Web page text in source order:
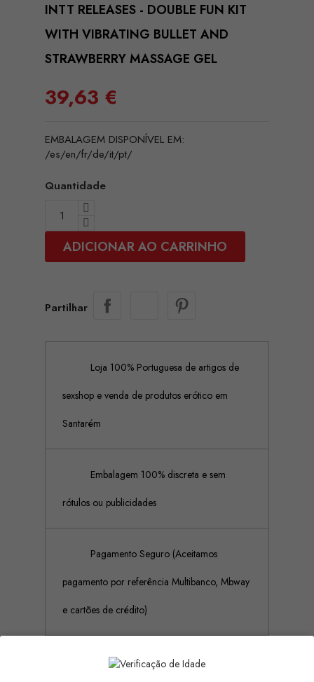
INTT RELEASES - DOUBLE FUN KIT
WITH VIBRATING BULLET AND
STRAWBERRY MASSAGE GEL
39,63 €
EMBALAGEM DISPONÍVEL EM:
/es/en/fr/de/it/pt/
Quantidade
ADICIONAR AO CARRINHO
Partilhar
Loja 100% Portuguesa de artigos de
sexshop e venda de produtos erótico em
Santarém
Embalagem 100% discreta e sem
rótulos ou publicidades
Pagamento Seguro (Aceitamos
pagamento por referência Multibanco, Mbway
e cartões de crédito)